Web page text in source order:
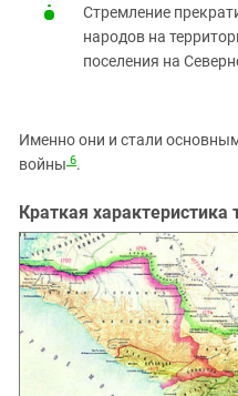
Стремление
народов на
поселения на
Именно они и стали
войны 6.
Краткая